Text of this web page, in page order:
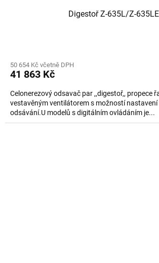
Digestoř Z-635L/Z-635LE
50 654 Kč včetně DPH
41 863 Kč
Celonerezový odsavač par ,,digestoř,, propece
vestavěným ventilátorem s možností nastavení
odsávání.U modelů s digitálním ovládáním je...